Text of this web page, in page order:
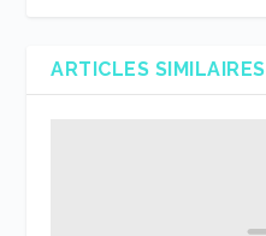
ARTICLES SIMILAIRES